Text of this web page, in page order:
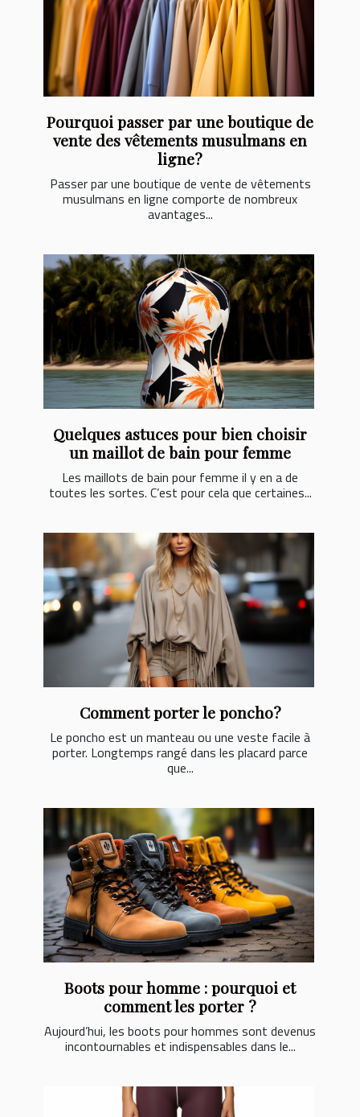
Pourquoi passer par une boutique de
vente des vêtements musulmans en
ligne?
Passer par une boutique de vente de vêtements
musulmans en ligne comporte de nombreux
avantages...
Quelques astuces pour bien choisir
un maillot de bain pour femme
Les maillots de bain pour femme il y en a de
toutes les sortes. C’est pour cela que certaines...
Comment porter le poncho?
Le poncho est un manteau ou une veste facile à
porter. Longtemps rangé dans les placard parce
que...
Boots pour homme : pourquoi et
comment les porter ?
Aujourd’hui, les boots pour hommes sont devenus
incontournables et indispensables dans le...